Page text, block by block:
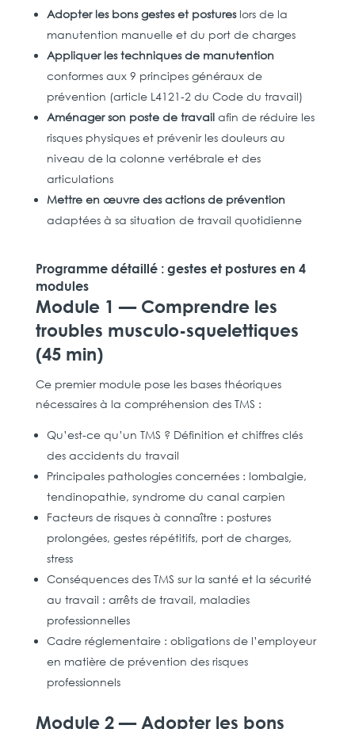
Adopter les bons gestes et postureslors de la
manutention manuelle et du port de charges
Appliquer les techniques de manutention
conformes aux 9 principes généraux de
prévention (article L4121-2 du Code du travail)
Aménager son poste de travailafin de réduire les
risques physiques et prévenir les douleurs au
niveau de la colonne vertébrale et des
articulations
Mettre en œuvre des actions de prévention
adaptées à sa situation de travail quotidienne
Programme détaillé : gestes et postures en 4
modules
Module 1 — Comprendre les
troubles musculo-squelettiques
(45 min)
Ce premier module pose les bases théoriques
nécessaires à la compréhension des TMS :
Qu’est-ce qu’un TMS ? Définition et chiffres clés
des accidents du travail
Principales pathologies concernées : lombalgie,
tendinopathie, syndrome du canal carpien
Facteurs de risques à connaître : postures
prolongées, gestes répétitifs, port de charges,
stress
Conséquences des TMS sur la santé et la sécurité
au travail : arrêts de travail, maladies
professionnelles
Cadre réglementaire : obligations de l’employeur
en matière de prévention des risques
professionnels
Module 2 — Adopter les bons